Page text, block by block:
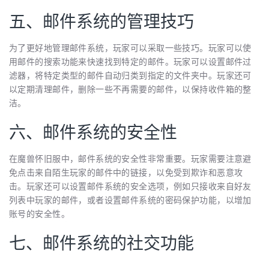
五、邮件系统的管理技巧
为了更好地管理邮件系统，玩家可以采取一些技巧。玩家可以使
用邮件的搜索功能来快速找到特定的邮件。玩家可以设置邮件过
滤器，将特定类型的邮件自动归类到指定的文件夹中。玩家还可
以定期清理邮件，删除一些不再需要的邮件，以保持收件箱的整
洁。
六、邮件系统的安全性
在魔兽怀旧服中，邮件系统的安全性非常重要。玩家需要注意避
免点击来自陌生玩家的邮件中的链接，以免受到欺诈和恶意攻
击。玩家还可以设置邮件系统的安全选项，例如只接收来自好友
列表中玩家的邮件，或者设置邮件系统的密码保护功能，以增加
账号的安全性。
七、邮件系统的社交功能